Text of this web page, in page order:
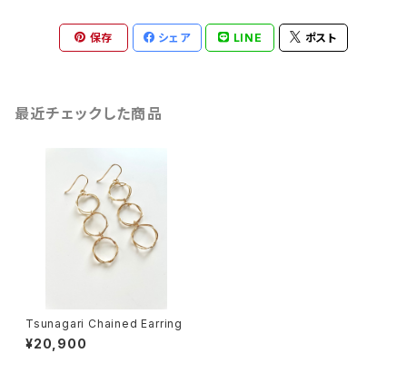
保存 シェア LINE ポスト
最近チェックした商品
Tsunagari Chained Earring
¥20,900